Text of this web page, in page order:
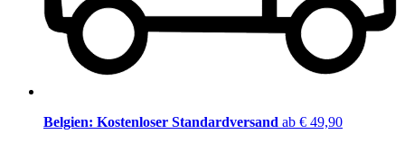
Belgien: Kostenloser Standardversand ab € 49,90